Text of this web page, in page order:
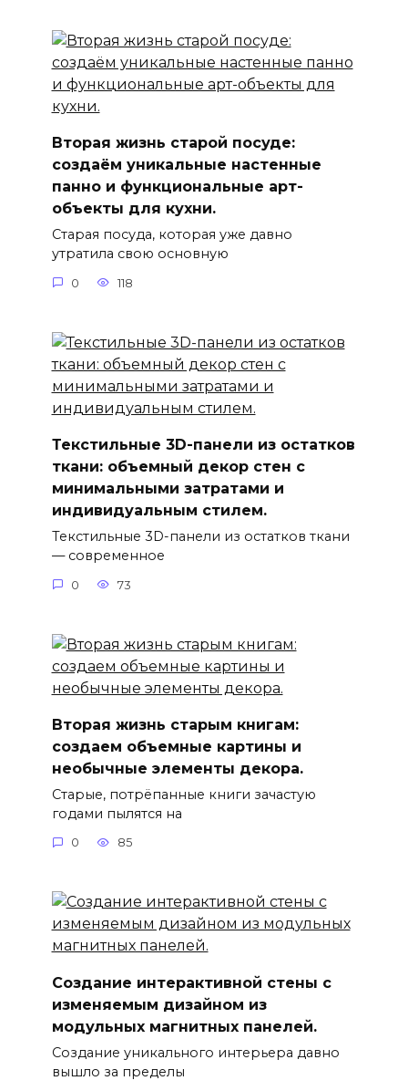
Вторая жизнь старой посуде:
создаём уникальные настенные
панно и функциональные арт-
объекты для кухни.
Старая посуда, которая уже давно
утратила свою основную
0 118
Текстильные 3D-панели из остатков
ткани: объемный декор стен с
минимальными затратами и
индивидуальным стилем.
Текстильные 3D-панели из остатков ткани
— современное
0 73
Вторая жизнь старым книгам:
создаем объемные картины и
необычные элементы декора.
Старые, потрёпанные книги зачастую
годами пылятся на
0 85
Создание интерактивной стены с
изменяемым дизайном из
модульных магнитных панелей.
Создание уникального интерьера давно
вышло за пределы